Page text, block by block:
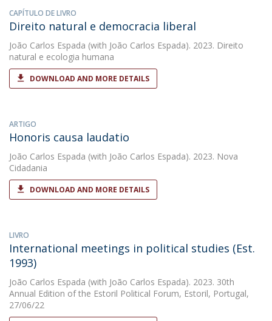
CAPÍTULO DE LIVRO
Direito natural e democracia liberal
João Carlos Espada (with João Carlos Espada). 2023. Direito
natural e ecologia humana
DOWNLOAD AND MORE DETAILS
ARTIGO
Honoris causa laudatio
João Carlos Espada (with João Carlos Espada). 2023. Nova
Cidadania
DOWNLOAD AND MORE DETAILS
LIVRO
International meetings in political studies (Est.
1993)
João Carlos Espada (with João Carlos Espada). 2023. 30th
Annual Edition of the Estoril Political Forum, Estoril, Portugal,
27/06/22